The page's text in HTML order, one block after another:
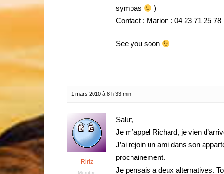
sympas
)
Contact : Marion : 04 23 71 25 78
See you soon
1 mars 2010 à 8 h 33 min
Ririz
Membre
Salut,
Je m’appel Richard, je vien
J’ai rejoin un ami dans son
prochainement.
Je pensais a deux alternatives.